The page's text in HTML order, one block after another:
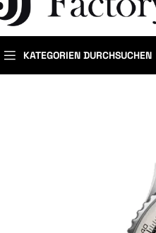
KATEGORIEN DURCHSUCHEN